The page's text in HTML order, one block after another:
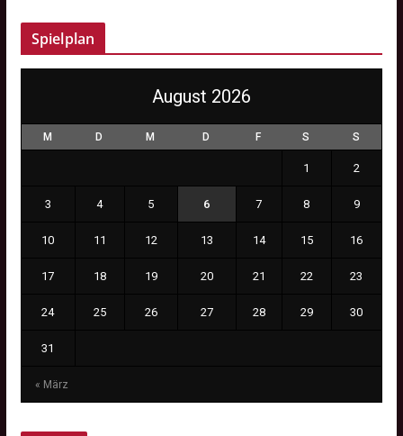
Spielplan
August 2026
M D M D F S S
« März
1 2
3 4 5 6 7 8 9
10 11 12 13 14 15 16
17 18 19 20 21 22 23
24 25 26 27 28 29 30
31